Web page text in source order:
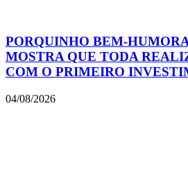
PORQUINHO BEM-
MOSTRA QUE TODA
COM O PRIMEIRO
04/08/2026